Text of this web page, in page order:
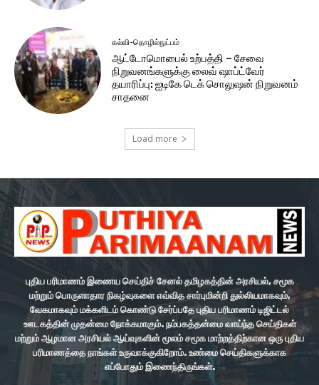
கல்வி-தொழில்நுட்பம்
ஆட்டோமொபைல் உற்பத்தி – சேவை
நிறுவனங்களுக்கு லைவ் ஷாப்ட்வேர்
தயாரிப்பு: ஐடிகே டெக் சொலுஷன் நிறுவனம்
சாதனை
Load more
புதிய பரிமாணம் இணைய செய்திச் சேனல் தமிழகத்தின் அரசியல், சமூக
மற்றும் பொருளாதார நிகழ்வுகளை எவ்வித சார்புமின்றி துல்லியமாகவும்,
வேகமாகவும் மக்களிடம் கொண்டு சேர்ப்பதே புதிய பரிமாணம் டிஜிட்டல்
ஊடகத்தின் முதன்மை நோக்கமாகும். நம்பகத்தன்மை வாய்ந்த செய்திகள்
மற்றும் ஆழமான அரசியல் ஆய்வுகளின் மூலம் சமூக மாற்றத்திற்கான ஒரு புதிய
பரிமாணத்தை நாங்கள் உருவாக்குகிறோம். உண்மை செய்திகளுக்காக
எப்போதும் இணைந்திருங்கள்.